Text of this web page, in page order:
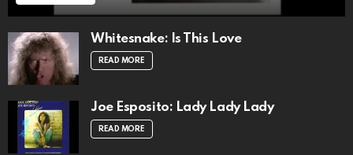
Whitesnake: Is This Love
READ MORE
Joe Esposito: Lady Lady Lady
READ MORE